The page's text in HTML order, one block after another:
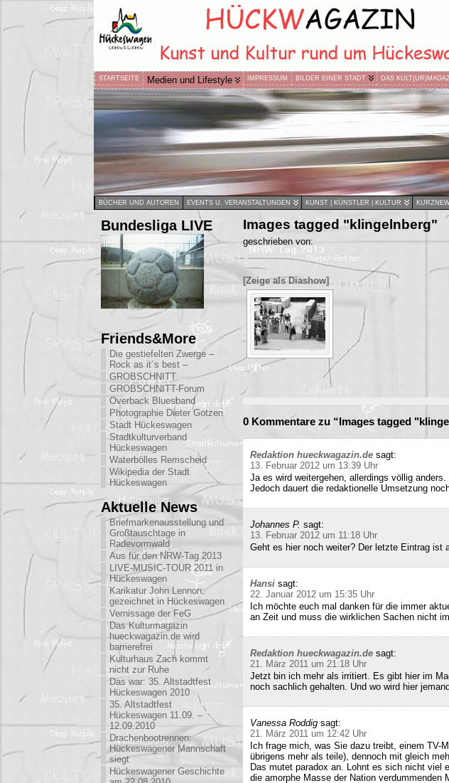
STARTSEITE Medien und Lifestyle IMPRESSUM BILDER EINER STADT DAS
BÜCHER UND AUTOREN EVENTS U. VERANSTALTUNGEN KUNST | KÜNSTLER | KULTUR
Bundesliga LIVE
Friends&More
Die gestiefelten Zwerge –
Rock as it´s best –
GROBSCHNITT
GROBSCHNITT-Forum
Overback Bluesband
Photographie Dieter Gotzen
Stadt Hückeswagen
Stadtkulturverband
Hückeswagen
Waterbölles Remscheid
Wikipedia der Stadt
Hückeswagen
Aktuelle News
Briefmarkenausstellung und
Großtauschtage in
Radevormwald
Aus für den NRW-Tag 2013
LIVE-MUSIC-TOUR 2011 in
Hückeswagen
Karikatur John Lennon:
gezeichnet in Hückeswagen
Vernissage der FeG
Das Kulturmagazin
hueckwagazin.de wird
barrierefrei
Kulturhaus Zach kommt
nicht zur Ruhe
Das war: 35. Altstadtfest
Hückeswagen 2010
35. Altstadtfest
Hückeswagen 11.09. –
12.09.2010
Drachenbootrennen:
Hückeswagener Mannschaft
siegt
Hückeswagener Geschichte
Images tagged "klingelnberg"
geschrieben von:
[Zeige als Diashow]
0 Kommentare zu “Images tagged
Redaktion hueckwagazin.de sagt:
13. Februar 2012 um 13:39 Uhr
Ja es wird weitergehen, allerdings völlig
Jedoch dauert die redaktionelle Umsetzung
Johannes P. sagt:
13. Februar 2012 um 11:18 Uhr
Geht es hier noch weiter? Der letzte Eintrag ist
Hansi sagt:
22. Januar 2012 um 15:35 Uhr
Ich möchte euch mal danken für die immer
an Zeit und muss die wirklichen Sachen nicht
Redaktion hueckwagazin.de sagt:
21. März 2011 um 21:18 Uhr
Jetzt bin ich mehr als irritiert. Es gibt hier im
noch sachlich gehalten. Und wo wird hier
Vanessa Roddig sagt:
21. März 2011 um 12:42 Uhr
Ich frage mich, was Sie dazu treibt, einem TV-
übrigens mehr als teile), dennoch mit gleich
Das mutet paradox an. Lohnt es sich nicht viel
die amorphe Masse der Nation verdummenden